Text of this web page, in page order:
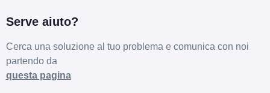
Anthracite 5 fori 16"
Esaurito
Serve aiuto?
Cerca una soluzione al tuo problema e comunica con noi
partendo da
questa pagina